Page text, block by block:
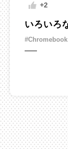
+2
いろいろ
#Chromebook